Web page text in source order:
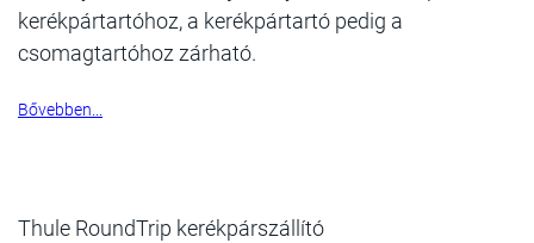
kerékpártartóhoz, a kerékpártartó pedig a
csomagtartóhoz zárható.
Bővebben...
Thule RoundTrip kerékpárszállító